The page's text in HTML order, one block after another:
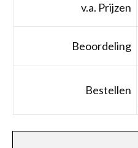
v.a. Prijzen
Beoordeling
Bestellen